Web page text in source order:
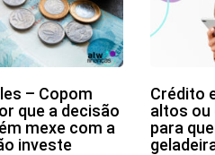
– Copom
que a decisão
mexe com a
investe
Crédito
altos ou
para